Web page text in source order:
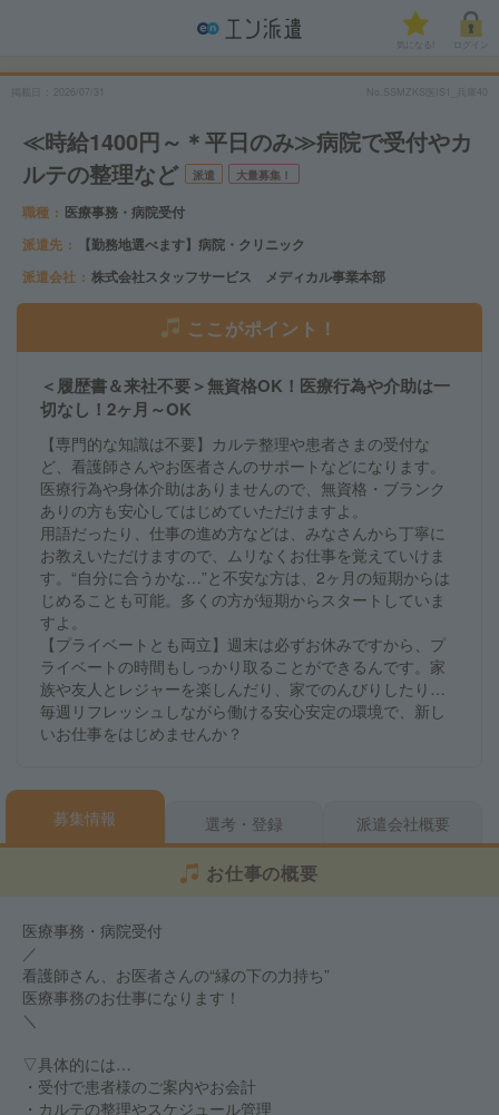
気になる!
2026/07/31 No.SSMZKS医IS1_兵庫40
≪時給1400円～＊平日のみ≫病院で受付やカ
ルテの整理など
派遣 大量募集！
職種
医療事務・病院受付
派遣先
【勤務地選べます】病院・クリニック
派遣会社
株式会社スタッフサービス メディカル事業本部
ここがポイント！
＜履歴書＆来社不要＞無資格OK！医療行為や介助は一
切なし！2ヶ月～OK
【専門的な知識は不要】カルテ整理や患者さまの受付な
ど、看護師さんやお医者さんのサポートなどになります。
医療行為や身体介助はありませんので、無資格・ブランク
ありの方も安心してはじめていただけますよ。
用語だったり、仕事の進め方などは、みなさんから丁寧に
お教えいただけますので、ムリなくお仕事を覚えていけま
す。“自分に合うかな…”と不安な方は、2ヶ月の短期からは
じめることも可能。多くの方が短期からスタートしていま
すよ。
【プライベートとも両立】週末は必ずお休みですから、プ
ライベートの時間もしっかり取ることができるんです。家
族や友人とレジャーを楽しんだり、家でのんびりしたり…
毎週リフレッシュしながら働ける安心安定の環境で、新し
いお仕事をはじめませんか？
募集情報 選考・登録 派遣会社概要
お仕事の概要
医療事務・病院受付
／
看護師さん、お医者さんの“縁の下の力持ち”
医療事務のお仕事になります！
＼
▽具体的には…
・受付で患者様のご案内やお会計
・カルテの整理やスケジュール管理